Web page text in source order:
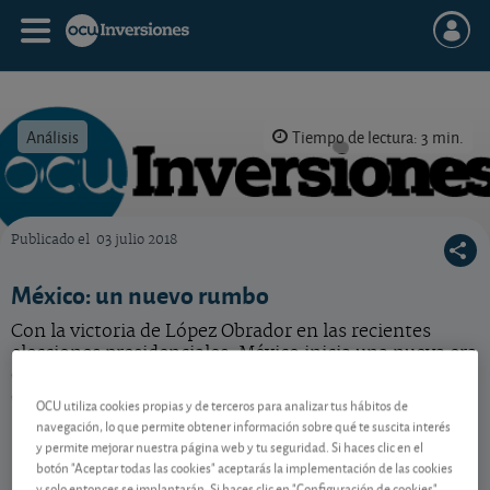
Análisis Tiempo de lectura: 3 min.
Publicado el 03 julio 2018
México: un nuevo rumbo
Con la victoria de López Obrador en las recientes
elecciones presidenciales, México inicia una nueva era
en el país?
Contenido reservado a SOCIOS
OCU utiliza cookies propias y de terceros para analizar tus hábitos de
navegación, lo que permite obtener información sobre qué te suscita interés
y permite mejorar nuestra página web y tu seguridad. Si haces clic en el
botón "Aceptar todas las cookies" aceptarás la implementación de las cookies